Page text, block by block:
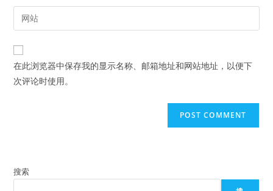
comment
email
address
comment
Enter
your
website
URL
(optional)
在此浏览器中保存我的显示名称、邮箱地址和网站地址，以便下
次评论时使用。
搜索